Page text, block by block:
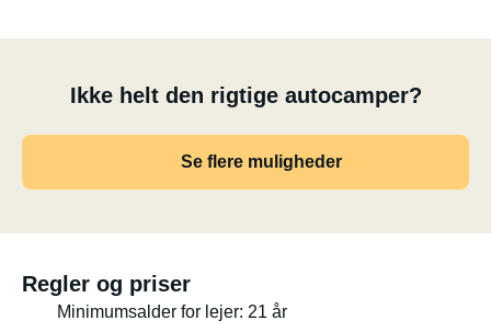
Vores Horntools Desert Family tagtelt er monteret på
taget – et sandt rummirakel med soveplads til op til fire
voksne. Ved bookinger på mindre end 10 dage er tagteltet
inkluderet og koster CHF 50 pr. nat.
Dette gør køretøjet lavere, en smule mere
brændstoføkonomisk og særligt velegnet til rejsende, der
Ikke helt den rigtige autocamper?
Se flere muligheder
Regler og priser
Minimumsalder for lejer: 21 år